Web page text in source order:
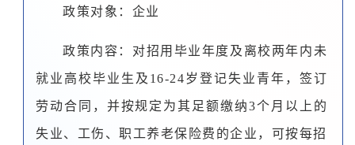
政策对象：企业
政策内容：对招用毕业年度及离校两年内未
就业高校毕业生及16-24岁登记失业青年，签订
劳动合同，并按规定为其足额缴纳3个月以上的
失业、工伤、职工养老保险费的企业，可按每招